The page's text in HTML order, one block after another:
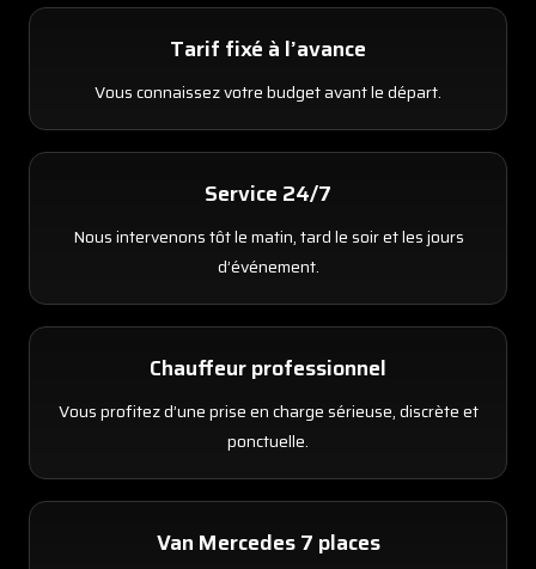
Tarif fixé à l’avance
Vous connaissez votre budget avant le départ.
Service 24/7
Nous intervenons tôt le matin, tard le soir et les jours
d’événement.
Chauffeur professionnel
Vous profitez d’une prise en charge sérieuse, discrète et
ponctuelle.
Van Mercedes 7 places